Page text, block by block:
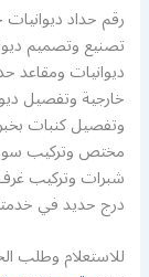
رقم حداد
تصنيع وتصميم
ديوانيات ومقاعد
خارجية وتفصيل
وتفصيل كنبات
مختص وتركيب
شبرات وتركيب
درج حديد في
للاستعلام وطلب